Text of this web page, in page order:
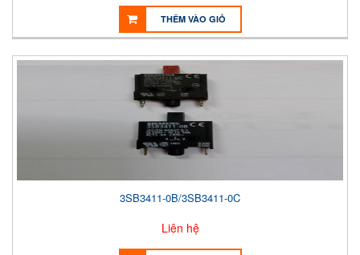
THÊM VÀO GIỎ
3SB3411-0B/3SB3411-0C
Liên hệ